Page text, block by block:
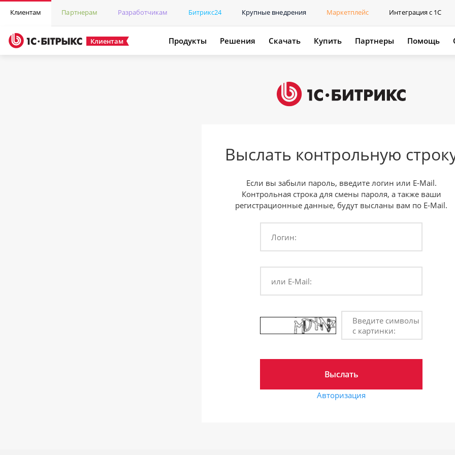
Клиентам Партнерам Разработчикам Битрикс24 Крупные внедрения Маркетплейс Интеграция с 1С
Клиентам Продукты Решения Скачать Купить Партнеры Помощь
Выслать контрольную
Если вы забыли пароль, введите логин или E-Mail.
Контрольная строка для смены пароля, а также ваши
регистрационные данные, будут высланы вам по E-Mail.
Логин:
или E-Mail:
Введите символы
с картинки:
Авторизация